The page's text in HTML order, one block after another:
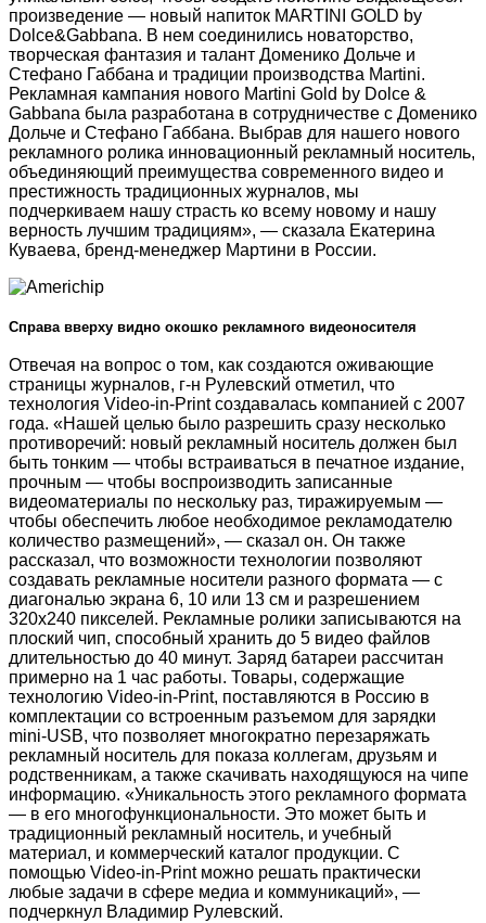
произведение — новый напиток MARTINI GOLD by
Dolce&Gabbana. В нем соединились новаторство,
творческая фантазия и талант Доменико Дольче и
Стефано Габбана и традиции производства Martini.
Рекламная кампания нового Martini Gold by Dolce &
Gabbana была разработана в сотрудничестве с Доменико
Дольче и Стефано Габбана. Выбрав для нашего нового
рекламного ролика инновационный рекламный носитель,
объединяющий преимущества современного видео и
престижность традиционных журналов, мы
подчеркиваем нашу страсть ко всему новому и нашу
верность лучшим традициям», — сказала Екатерина
Куваева, бренд-менеджер Мартини в России.
Справа вверху видно окошко рекламного видеоносителя
Отвечая на вопрос о том, как создаются оживающие
страницы журналов, г-н Рулевский отметил, что
технология Video-in-Print создавалась компанией с 2007
года. «Нашей целью было разрешить сразу несколько
противоречий: новый рекламный носитель должен был
быть тонким — чтобы встраиваться в печатное издание,
прочным — чтобы воспроизводить записанные
видеоматериалы по нескольку раз, тиражируемым —
чтобы обеспечить любое необходимое рекламодателю
количество размещений», — сказал он. Он также
рассказал, что возможности технологии позволяют
создавать рекламные носители разного формата — с
диагональю экрана 6, 10 или 13 см и разрешением
320х240 пикселей. Рекламные ролики записываются на
плоский чип, способный хранить до 5 видео файлов
длительностью до 40 минут. Заряд батареи рассчитан
примерно на 1 час работы. Товары, содержащие
технологию Video-in-Print, поставляются в Россию в
комплектации со встроенным разъемом для зарядки
mini-USB, что позволяет многократно перезаряжать
рекламный носитель для показа коллегам, друзьям и
родственникам, а также скачивать находящуюся на чипе
информацию. «Уникальность этого рекламного формата
— в его многофункциональности. Это может быть и
традиционный рекламный носитель, и учебный
материал, и коммерческий каталог продукции. С
помощью Video-in-Print можно решать практически
любые задачи в сфере медиа и коммуникаций», —
подчеркнул Владимир Рулевский.